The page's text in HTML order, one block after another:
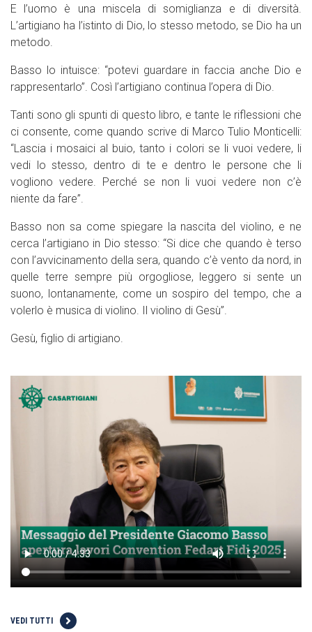
E l’uomo è una miscela di somiglianza e di diversità.
L’artigiano ha l’istinto di Dio, lo stesso metodo, se Dio ha un
metodo.
Basso lo intuisce: “potevi guardare in faccia anche Dio e
rappresentarlo”. Così l’artigiano continua l’opera di Dio.
Tanti sono gli spunti di questo libro, e tante le riflessioni che
ci consente, come quando scrive di Marco Tulio Monticelli:
“Lascia i mosaici al buio, tanto i colori se li vuoi vedere, li
vedi lo stesso, dentro di te e dentro le persone che li
vogliono vedere. Perché se non li vuoi vedere non c’è
niente da fare”.
Basso non sa come spiegare la nascita del violino, e ne
cerca l’artigiano in Dio stesso: “Si dice che quando è terso
con l’avvicinamento della sera, quando c’è vento da nord, in
quelle terre sempre più orgogliose, leggero si sente un
suono, lontanamente, come un sospiro del tempo, che a
volerlo è musica di violino. Il violino di Gesù”.
Gesù, figlio di artigiano.
VEDI TUTTI